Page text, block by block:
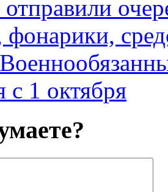
фонарики,
с 1 октября